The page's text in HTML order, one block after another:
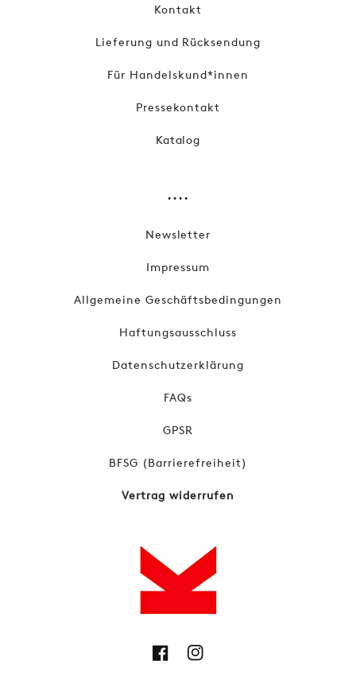
Kontakt
Lieferung und Rücksendung
Für Handelskund*innen
Pressekontakt
Katalog
....
Newsletter
Impressum
Allgemeine Geschäftsbedingungen
Haftungsausschluss
Datenschutzerklärung
FAQs
GPSR
BFSG (Barrierefreiheit)
Vertrag widerrufen
FacebookInstagram